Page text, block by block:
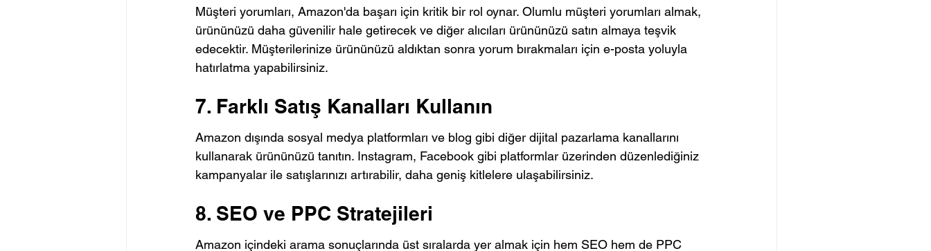
Müşteri yorumları, Amazon'da başarı için kritik bir rol oynar. Olumlu müşteri yorumları almak,
ürününüzü daha güvenilir hale getirecek ve diğer alıcıları ürününüzü satın almaya teşvik
edecektir. Müşterilerinize ürününüzü aldıktan sonra yorum bırakmaları için e-posta yoluyla
hatırlatma yapabilirsiniz.
7. Farklı Satış Kanalları Kullanın
Amazon dışında sosyal medya platformları ve blog gibi diğer dijital pazarlama kanallarını
kullanarak ürününüzü tanıtın. Instagram, Facebook gibi platformlar üzerinden düzenlediğiniz
kampanyalar ile satışlarınızı artırabilir, daha geniş kitlelere ulaşabilirsiniz.
8. SEO ve PPC Stratejileri
Amazon içindeki arama sonuçlarında üst sıralarda yer almak için hem SEO hem de PPC